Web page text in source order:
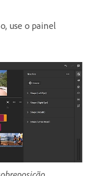
use o painel